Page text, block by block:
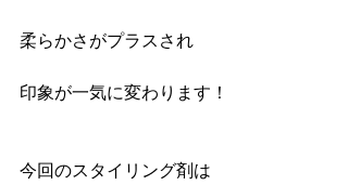
柔らかさがプラスされ
印象が一気に変わります！
今回のスタイリング剤は